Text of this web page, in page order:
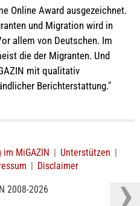
Online Award ausgezeichnet.
und Migration wird in
allem von Deutschen. Im
die der Migranten. Und
mit qualitativ
Berichterstattung."
im MiGAZIN Unterstützen
Disclaimer
2008-2026